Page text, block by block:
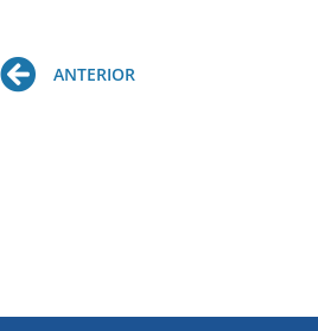
Prev
ANTERIOR